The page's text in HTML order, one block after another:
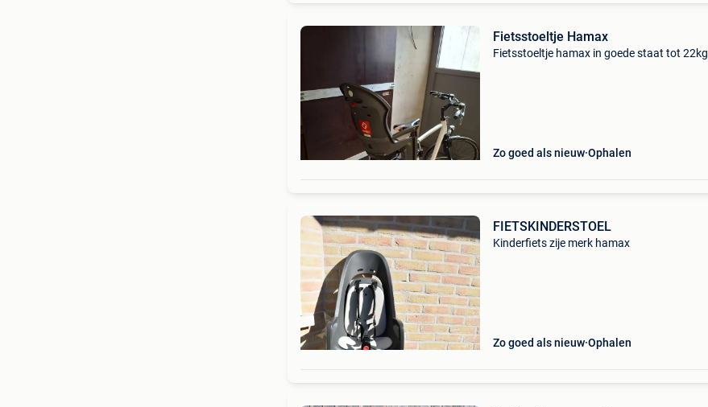
Fietsstoeltje Hamax
Fietsstoeltje hamax in goede staat tot 22kg
Zo goed als nieuw Ophalen
FIETSKINDERSTOEL
Kinderfiets zije merk hamax
Zo goed als nieuw Ophalen